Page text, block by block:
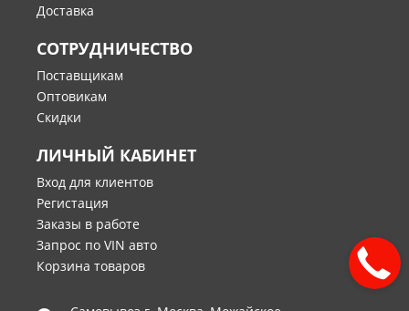
Доставка
СОТРУДНИЧЕСТВО
Поставщикам
Оптовикам
Скидки
ЛИЧНЫЙ КАБИНЕТ
Вход для клиентов
Регистация
Заказы в работе
Запрос по VIN авто
Корзина товаров